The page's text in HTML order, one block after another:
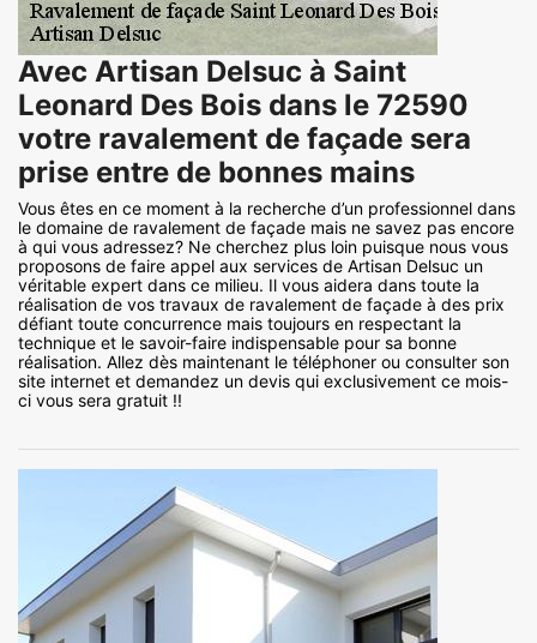
Avec Artisan Delsuc à Saint
Leonard Des Bois dans le 72590
votre ravalement de façade sera
prise entre de bonnes mains
Vous êtes en ce moment à la recherche d’un professionnel dans
le domaine de ravalement de façade mais ne savez pas encore
à qui vous adressez? Ne cherchez plus loin puisque nous vous
proposons de faire appel aux services de Artisan Delsuc un
véritable expert dans ce milieu. Il vous aidera dans toute la
réalisation de vos travaux de ravalement de façade à des prix
défiant toute concurrence mais toujours en respectant la
technique et le savoir-faire indispensable pour sa bonne
réalisation. Allez dès maintenant le téléphoner ou consulter son
site internet et demandez un devis qui exclusivement ce mois-
ci vous sera gratuit !!